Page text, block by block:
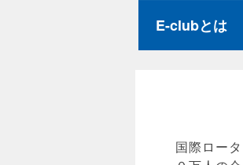
E-clubとは
国際ロー